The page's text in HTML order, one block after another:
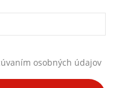
osobných údajov